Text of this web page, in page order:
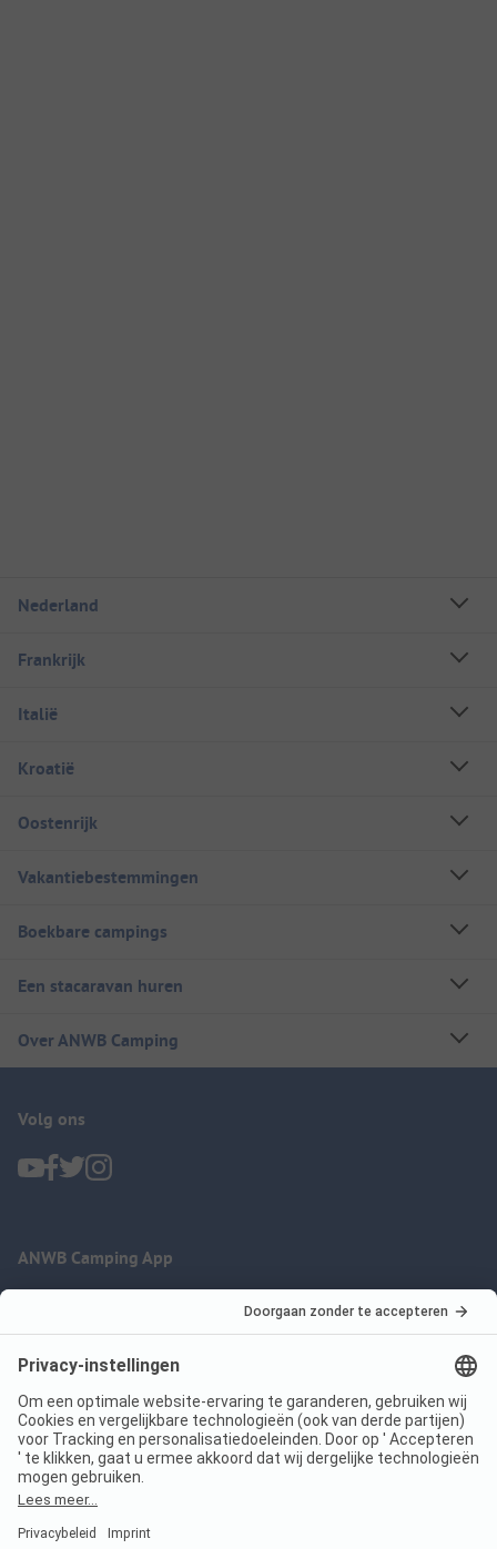
Nederland
Frankrijk
Italië
Kroatië
Oostenrijk
Vakantiebestemmingen
Boekbare campings
Een stacaravan huren
Over ANWB Camping
Volg ons
ANWB Camping App
Imprint
Jouw privacy
Voorwaarden
Wet digitale diensten